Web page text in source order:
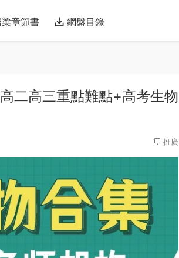
章節書 網盤目錄
二高三重點難點+高考生物
推廣